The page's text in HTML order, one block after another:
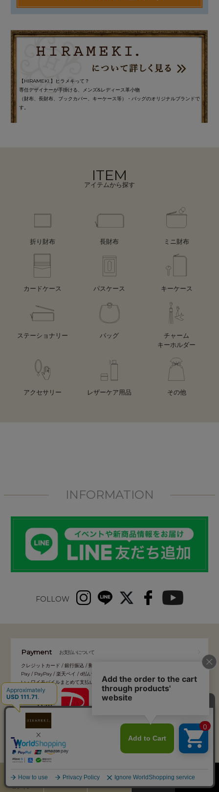
【HIRAMEKI.】ヒラメキって？
専任デザイナーが手掛ける、メンズ&レディース革小物
（財布、長財布、ブックカバー、キーケース等）・バッグのオリジナルブランドで
す。
ITEM
アイテムから探す
折り財布 長財布 ミニ財布
カードケース パスケース キーケース
ステーショナリー バッグ
チャーム
キーホルダー
アクセサリー レザーケア用品 その他
INFORMATION
FOLLOW
Payment お支払いについて
クレジットカード / 銀行振込 / 郵便振込 / 代金引換 / コンビニ後払い / Amazon
Pay / PayPay / 楽天ペイ / d払い / auかんたん決済 / ソフトバンクまとめて支払
い・ワイモバイルまとめて支払い
Delivery
ログイン